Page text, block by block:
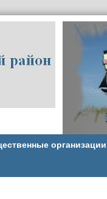
организации